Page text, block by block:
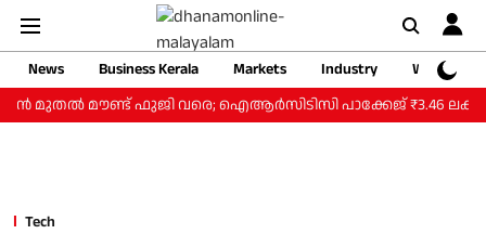
News Business Kerala Markets Industry
Web
മുതല്‍ മൗണ്ട് ഫുജി വരെ; ഐആര്‍സിടിസി പാക്കേജ് ₹3.46 ലക്ഷം
Tech